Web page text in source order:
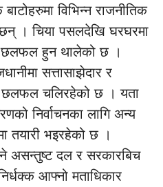
विभिन्न राजनीतिक
। चिया पसलदेखि घरघरमा
छलफल हुन थालेको छ ।
सत्तासाझेदार र
छलफल चलिरहेको छ । यता
निर्वाचनका लागि अन्य
तयारी भइरहेको छ ।
असन्तुष्ट दल र सरकारबिच
आफ्नो मताधिकार